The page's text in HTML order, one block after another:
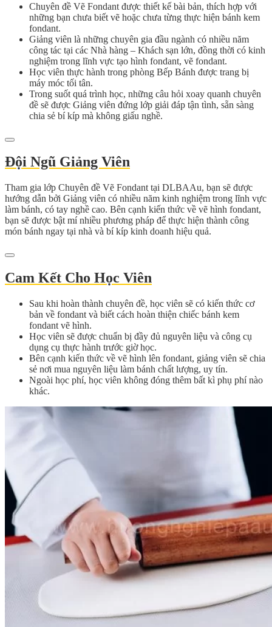
Chuyên đề Vẽ Fondant được thiết kế bài bản, thích hợp với
những bạn chưa biết vẽ hoặc chưa từng thực hiện bánh kem
fondant.
Giảng viên là những chuyên gia đầu ngành có nhiều năm
công tác tại các Nhà hàng – Khách sạn lớn, đồng thời có kinh
nghiệm trong lĩnh vực tạo hình fondant, vẽ fondant.
Học viên thực hành trong phòng Bếp Bánh được trang bị
máy móc tối tân.
Trong suốt quá trình học, những câu hỏi xoay quanh chuyên
đề sẽ được Giảng viên đứng lớp giải đáp tận tình, sẵn sàng
chia sẻ bí kíp mà không giấu nghề.
Đội Ngũ Giảng Viên
Tham gia lớp Chuyên đề Vẽ Fondant tại DLBAAu, bạn sẽ được
hướng dẫn bởi Giảng viên có nhiều năm kinh nghiệm trong lĩnh vực
làm bánh, có tay nghề cao. Bên cạnh kiến thức về vẽ hình fondant,
bạn sẽ được bật mí nhiều phương pháp để thực hiện thành công
món bánh ngay tại nhà và bí kíp kinh doanh hiệu quả.
Cam Kết Cho Học Viên
Sau khi hoàn thành chuyên đề, học viên sẽ có kiến thức cơ
bản về fondant và biết cách hoàn thiện chiếc bánh kem
fondant vẽ hình.
Học viên sẽ được chuẩn bị đầy đủ nguyên liệu và công cụ
dụng cụ thực hành trước giờ học.
Bên cạnh kiến thức về vẽ hình lên fondant, giảng viên sẽ chia
sẻ nơi mua nguyên liệu làm bánh chất lượng, uy tín.
Ngoài học phí, học viên không đóng thêm bất kì phụ phí nào
khác.